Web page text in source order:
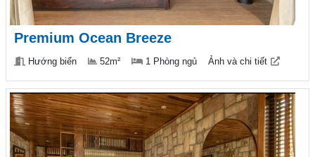
Premium Ocean Breeze
Hướng biển 52m² 1 Phòng ngủ Ảnh và chi tiết